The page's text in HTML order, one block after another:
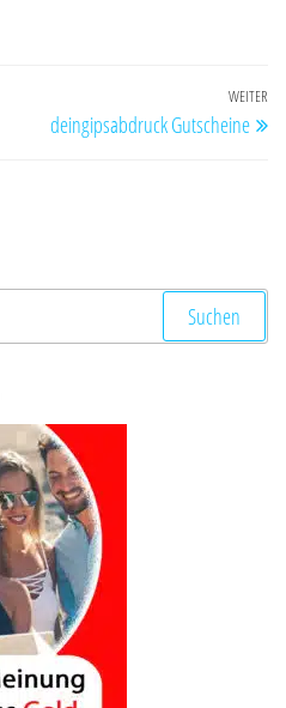
WEITER
deingipsabdruck Gutscheine